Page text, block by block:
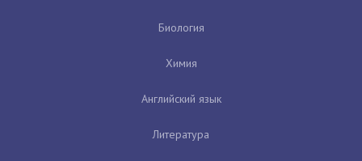
Биология
Химия
Английский язык
Литература